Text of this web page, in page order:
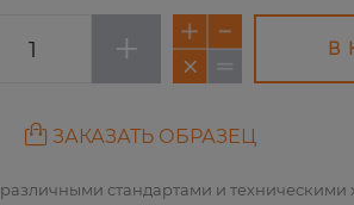
+ В
ЗАКАЗАТЬ ОБРАЗЕЦ
различными стандартами и техническими